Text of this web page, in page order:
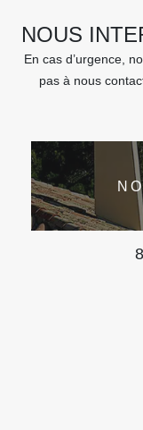
NOUS
En cas d’urgence,
pas à nous